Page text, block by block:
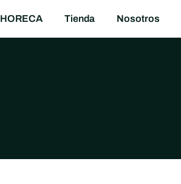
HORECA Tienda Nosotros